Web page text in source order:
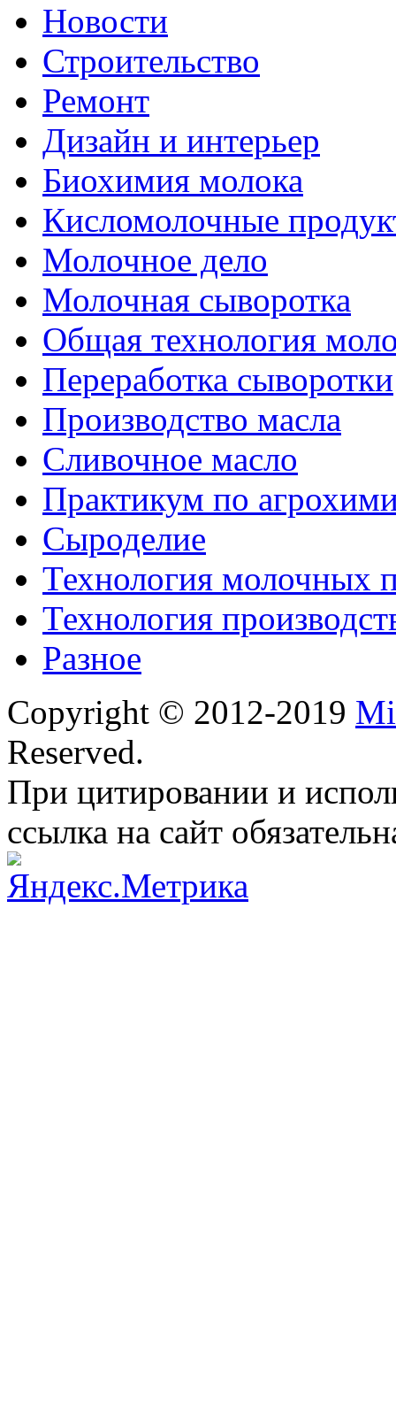
Новости
Строительство
Ремонт
Дизайн и интерьер
Биохимия молока
Кисломолочные
Молочное дело
Молочная сыворотка
Общая технология
Переработка сыворотки
Производство масла
Сливочное масло
Практикум по
Сыроделие
Технология молочных
Технология
Разное
Copyright © 2012-2019
Reserved.
При цитировании и
ссылка на сайт